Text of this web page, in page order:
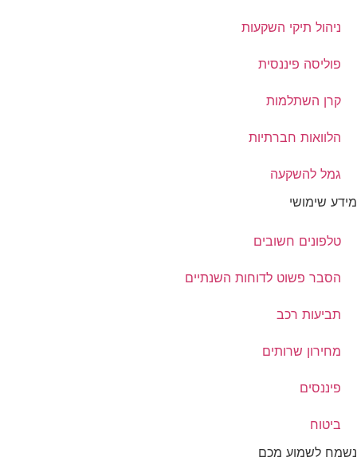
ניהול תיקי השקעות
פוליסה פיננסית
קרן השתלמות
הלוואות חברתיות
גמל להשקעה
מידע שימושי
טלפונים חשובים
הסבר פשוט לדוחות השנתיים
תביעות רכב
מחירון שרותים
פיננסים
ביטוח
נשמח לשמוע מכם